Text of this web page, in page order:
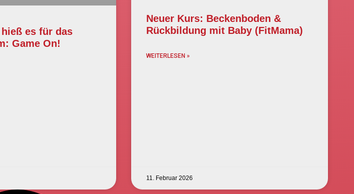
es für das
Game On!
Neuer Kurs: Beckenboden &
Rückbildung mit Baby (FitMama)
WEITERLESEN »
11. Februar 2026